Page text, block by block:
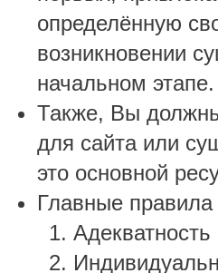
определённую
возникновении
начальном этапе.
Также, Вы должны
для сайта или
это основной
Главные
Адекватность